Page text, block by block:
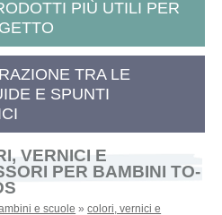
PIÙ UTILI PER
TRA LE
E SPUNTI
VERNICI E
PER BAMBINI TO-
e scuole »colori, vernici e